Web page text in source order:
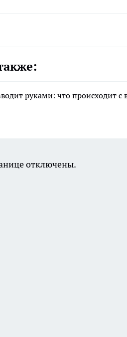
руками: что происходит с
отключены.